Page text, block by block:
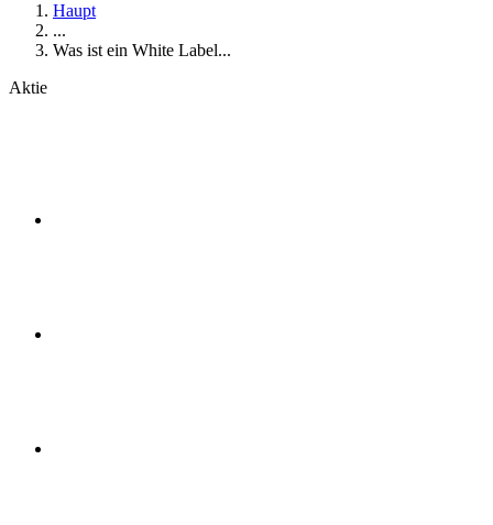
Haupt
...
Was ist ein White Label...
Aktie